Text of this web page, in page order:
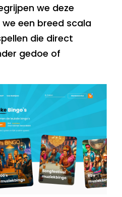
we deze
een breed scala
die direct
gedoe of